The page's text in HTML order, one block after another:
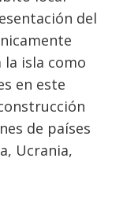
del
la isla como
en este
de países
Ucrania,